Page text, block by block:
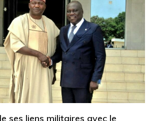
ses liens militaires avec le